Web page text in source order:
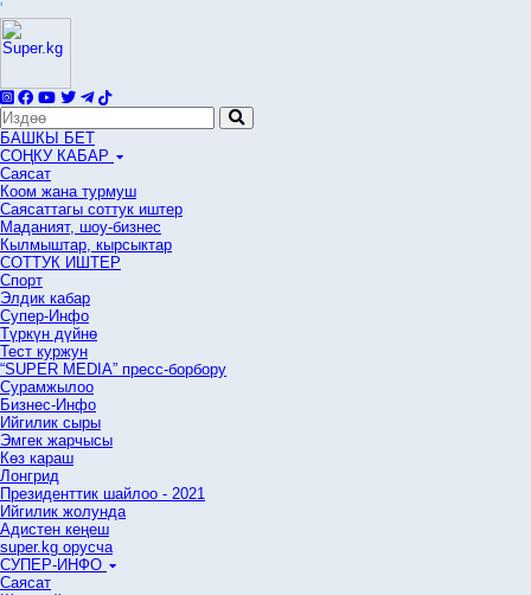
'
БАШКЫ БЕТ
СОҢКУ КАБАР
Саясат
Коом жана турмуш
Саясаттагы соттук иштер
Маданият, шоу-бизнес
Кылмыштар, кырсыктар
СОТТУК ИШТЕР
Спорт
Элдик кабар
Супер-Инфо
Түркүн дүйнө
Тест куржун
“SUPER MEDIA” пресс-борбору
Сурамжылоо
Бизнес-Инфо
Ийгилик сыры
Эмгек жарчысы
Көз караш
Лонгрид
Президенттик шайлоо - 2021
Ийгилик жолунда
Адистен кеңеш
super.kg орусча
СУПЕР-ИНФО
Саясат